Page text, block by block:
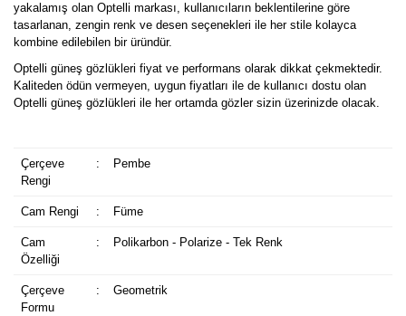
yakalamış olan Optelli markası, kullanıcıların beklentilerine göre
tasarlanan, zengin renk ve desen seçenekleri ile her stile kolayca
kombine edilebilen bir üründür.
Optelli güneş gözlükleri fiyat ve performans olarak dikkat çekmektedir.
Kaliteden ödün vermeyen, uygun fiyatları ile de kullanıcı dostu olan
Optelli güneş gözlükleri ile her ortamda gözler sizin üzerinizde olacak.
Çerçeve
Rengi
: Pembe
Cam Rengi : Füme
Cam
Özelliği
: Polikarbon - Polarize - Tek Renk
Çerçeve
Formu
: Geometrik